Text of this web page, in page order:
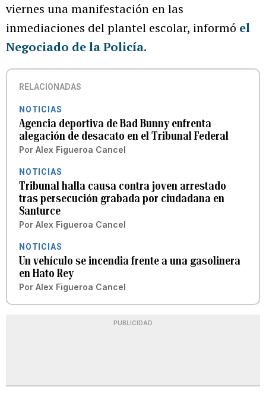
viernes una manifestación en las
inmediaciones del plantel escolar, informó el
Negociado de la Policía.
RELACIONADAS
NOTICIAS
Agencia deportiva de Bad Bunny enfrenta
alegación de desacato en el Tribunal Federal
Por Alex Figueroa Cancel
NOTICIAS
Tribunal halla causa contra joven arrestado
tras persecución grabada por ciudadana en
Santurce
Por Alex Figueroa Cancel
NOTICIAS
Un vehículo se incendia frente a una gasolinera
en Hato Rey
Por Alex Figueroa Cancel
PUBLICIDAD